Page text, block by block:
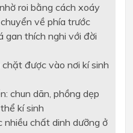
roi bằng cách xoáy
về phía trước
gan thích nghi với đời
được vào nơi kí sinh
chun dãn, phồng dẹp
kí sinh
nhiều chất dinh dưỡng ở